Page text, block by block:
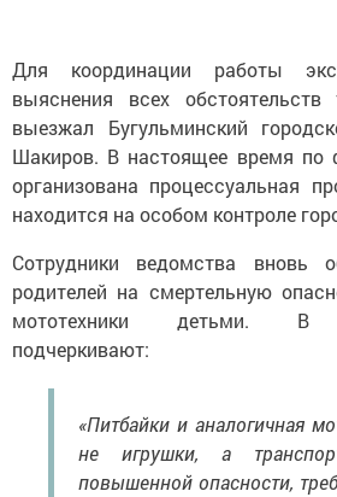
Для координации работы
выяснения всех
выезжал Бугульминский
Шакиров. В настоящее время по
организована процессуальная
находится на особом контроле
Сотрудники ведомства вновь
родителей на смертельную
мототехники детьми. В
подчеркивают:
«Питбайки и аналогичная
не игрушки, а
повышенной опасности,